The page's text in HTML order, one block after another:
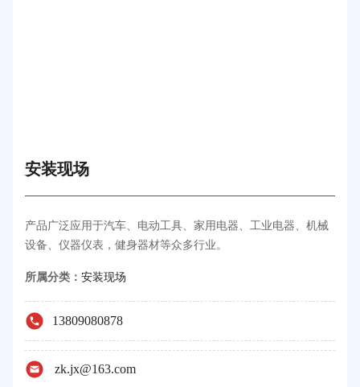
安装现场
产品广泛应用于汽车、电动工具、家用电器、工业电器、机械
设备、仪器仪表，健身器材等众多行业。
所属分类： 安装现场
13809080878
zk.jx@163.com